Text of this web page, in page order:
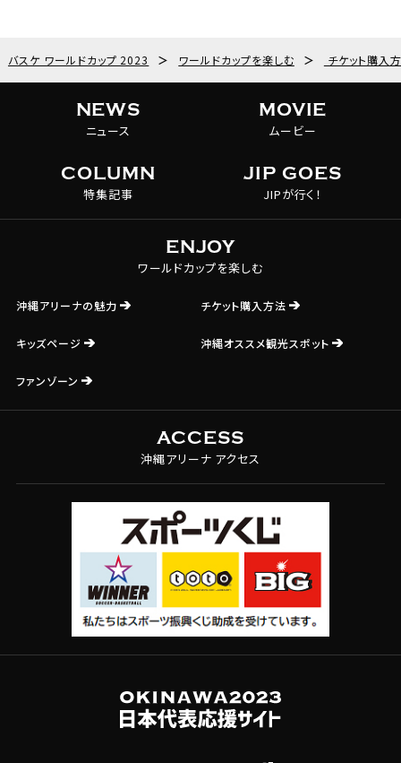
バスケ ワールドカップ 2023 ＞ ワールドカップを楽しむ ＞ チケット購入
NEWS
ニュース
MOVIE
ムービー
COLUMN
特集記事
JIP GOES
JIPが行く！
ENJOY
ワールドカップを楽しむ
沖縄アリーナの魅力 チケット購入方法
キッズページ 沖縄オススメ観光スポット
ファンゾーン
ACCESS
沖縄アリーナ アクセス